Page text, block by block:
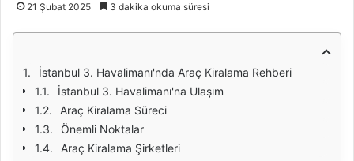
21 Şubat 2025 3 dakika okuma süresi
İstanbul 3. Havalimanı'nda Araç Kiralama Rehberi
İstanbul 3. Havalimanı'na Ulaşım
Araç Kiralama Süreci
Önemli Noktalar
Araç Kiralama Şirketleri